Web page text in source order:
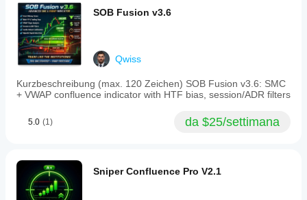
Profilo indicatore
Categoria
indicatore
Struttura
del
(SMC)
Requisiti
per i
dati
SOB Fusion v3.6
Qwiss
Kurzbeschreibung (max. 120 Zeichen) SOB Fusion v3.6: SMC
+ VWAP confluence indicator with HTF bias, session/ADR filters
5.0 (1) da $25/settimana
Sniper Confluence Pro V2.1